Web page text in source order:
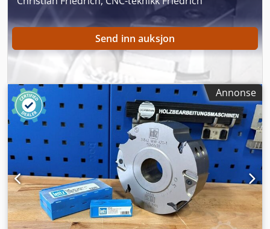
Send inn auksjon
Annonse